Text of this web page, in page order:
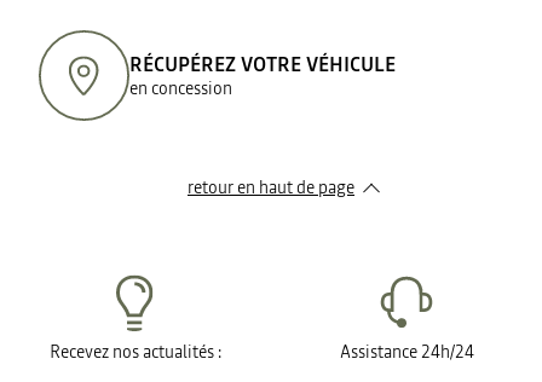
RÉCUPÉREZ VOTRE VÉHICULE
en concession
retour en haut de page​
Recevez nos actualités : Assistance 24h/24